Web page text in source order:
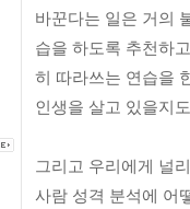
바꾼다는 일은 거의
습을 하도록 추천하
히 따라쓰는 연습을
인생을 살고 있을지
그리고 우리에게 널
사람 성격 분석에 어